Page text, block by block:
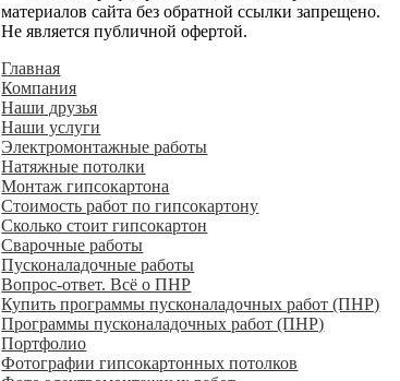
материалов сайта без обратной ссылки запрещено.
Не является публичной офертой.
Главная
Компания
Наши друзья
Наши услуги
Электромонтажные работы
Натяжные потолки
Монтаж гипсокартона
Стоимость работ по гипсокартону
Сколько стоит гипсокартон
Сварочные работы
Пусконаладочные работы
Вопрос-ответ. Всё о ПНР
Купить программы пусконаладочных работ (ПНР)
Программы пусконаладочных работ (ПНР)
Портфолио
Фотографии гипсокартонных потолков